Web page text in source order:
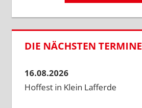
Beitrag:
DIE NÄCHSTEN TERMINE
16.08.2026
Hoffest in Klein Lafferde